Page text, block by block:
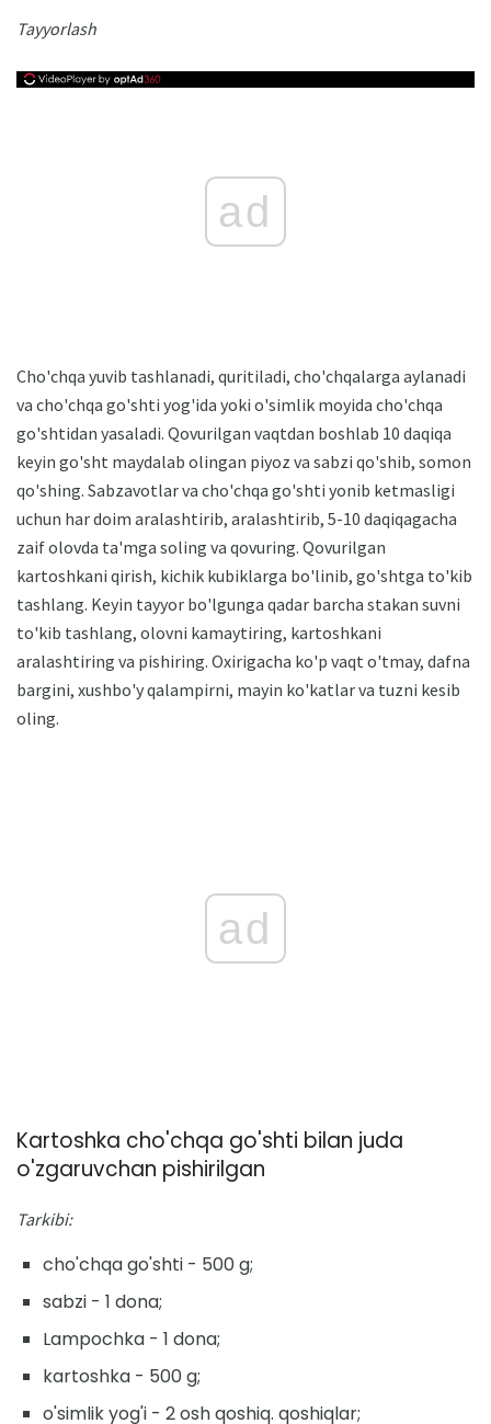
Tayyorlash
ad
Cho'chqa yuvib tashlanadi, quritiladi, cho'chqalarga aylanadi
va cho'chqa go'shti yog'ida yoki o'simlik moyida cho'chqa
go'shtidan yasaladi. Qovurilgan vaqtdan boshlab 10 daqiqa
keyin go'sht maydalab olingan piyoz va sabzi qo'shib, somon
qo'shing. Sabzavotlar va cho'chqa go'shti yonib ketmasligi
uchun har doim aralashtirib, aralashtirib, 5-10 daqiqagacha
zaif olovda ta'mga soling va qovuring. Qovurilgan
kartoshkani qirish, kichik kubiklarga bo'linib, go'shtga to'kib
tashlang. Keyin tayyor bo'lgunga qadar barcha stakan suvni
to'kib tashlang, olovni kamaytiring, kartoshkani
aralashtiring va pishiring. Oxirigacha ko'p vaqt o'tmay, dafna
bargini, xushbo'y qalampirni, mayin ko'katlar va tuzni kesib
oling.
ad
Kartoshka cho'chqa go'shti bilan juda
o'zgaruvchan pishirilgan
Tarkibi:
cho'chqa go'shti - 500 g;
sabzi - 1 dona;
Lampochka - 1 dona;
kartoshka - 500 g;
o'simlik yog'i - 2 osh qoshiq. qoshiqlar;